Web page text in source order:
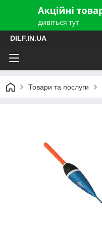
DILF.IN.UA
Товари та послуги